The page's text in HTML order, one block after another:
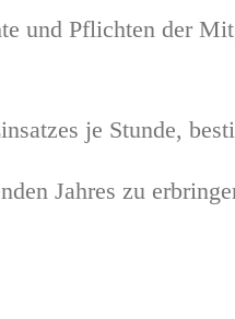
und Pflichten der
je Stunde,
Jahres zu